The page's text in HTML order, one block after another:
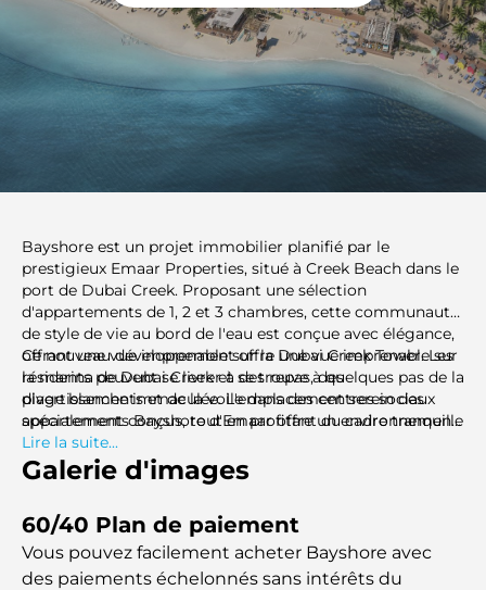
Bayshore est un projet immobilier planifié par le
prestigieux Emaar Properties, situé à Creek Beach dans le
port de Dubai Creek. Proposant une sélection
d'appartements de 1, 2 et 3 chambres, cette communauté
de style de vie au bord de l'eau est conçue avec élégance,
offrant une vue imprenable sur la Dubai Creek Tower. Les
résidents peuvent se livrer à des repas, des
divertissements et de la voile dans des centres sociaux
spécialement conçus, tout en profitant du cadre tranquille
du sanctuaire faunique de Ras Al Khor.
Ce nouveau développement offre une vue imprenable sur
la marina de Dubai Creek et se trouve à quelques pas de la
plage blanche immaculée. L'emplacement serein des
appartements Bayshore d'Emaar offre un environnement
de vie sans stress. Les résidents bénéficient d'un accès
direct à Creek Beach et au Creek Canal, avec Creek Marina
à seulement cinq minutes à pied.
Lire la suite...
Galerie d'images
60/40 Plan de paiement
Vous pouvez facilement acheter Bayshore avec
des paiements échelonnés sans intérêts du